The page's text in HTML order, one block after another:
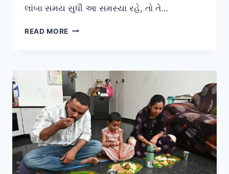
લાંબા સમય સુધી આ સમસ્યા રહે, તો તે…
READ MORE સીડીઓ
પટ’
અવાજ
આવે
ત્યારે
ઢીંચણની
પાછળના
સ્નાયુઓને
મજબૂત
કરવા.